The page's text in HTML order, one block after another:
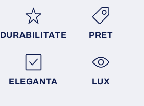
DURABILITATE PRET
ELEGANTA LUX